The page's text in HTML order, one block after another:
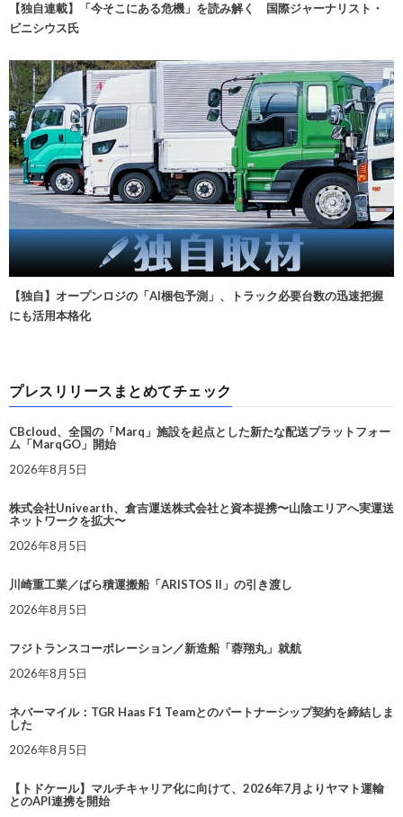
【独自連載】「今そこにある危機」を読み解く 国際ジャーナリスト・
ビニシウス氏
【独自】オープンロジの「AI梱包予測」、トラック必要台数の迅速把握
にも活用本格化
プレスリリースまとめてチェック
CBcloud、全国の「Marq」施設を起点とした新たな配送プラットフォー
ム「MarqGO」開始
2026年8月5日
株式会社Univearth、倉吉運送株式会社と資本提携〜山陰エリアへ実運送
ネットワークを拡大〜
2026年8月5日
川崎重工業／ばら積運搬船「ARISTOS II」の引き渡し
2026年8月5日
フジトランスコーポレーション／新造船「蓉翔丸」就航
2026年8月5日
ネバーマイル：TGR Haas F1 Teamとのパートナーシップ契約を締結しま
した
2026年8月5日
【トドケール】マルチキャリア化に向けて、2026年7月よりヤマト運輸
とのAPI連携を開始